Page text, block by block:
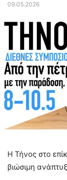
09.05.2026
Η Τήνος στο
βιώσιμη